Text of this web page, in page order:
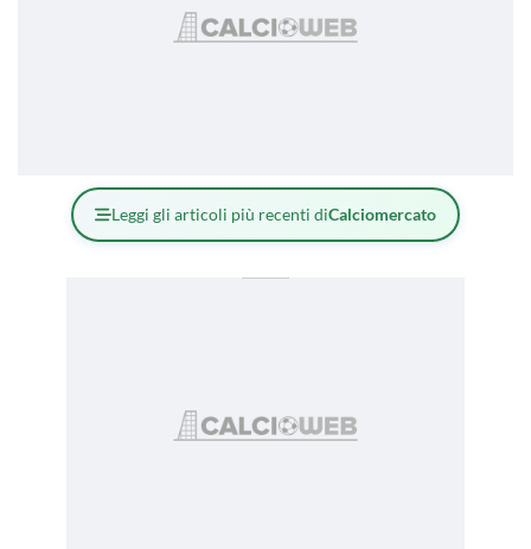
Leggi gli articoli più recenti diCalciomercato